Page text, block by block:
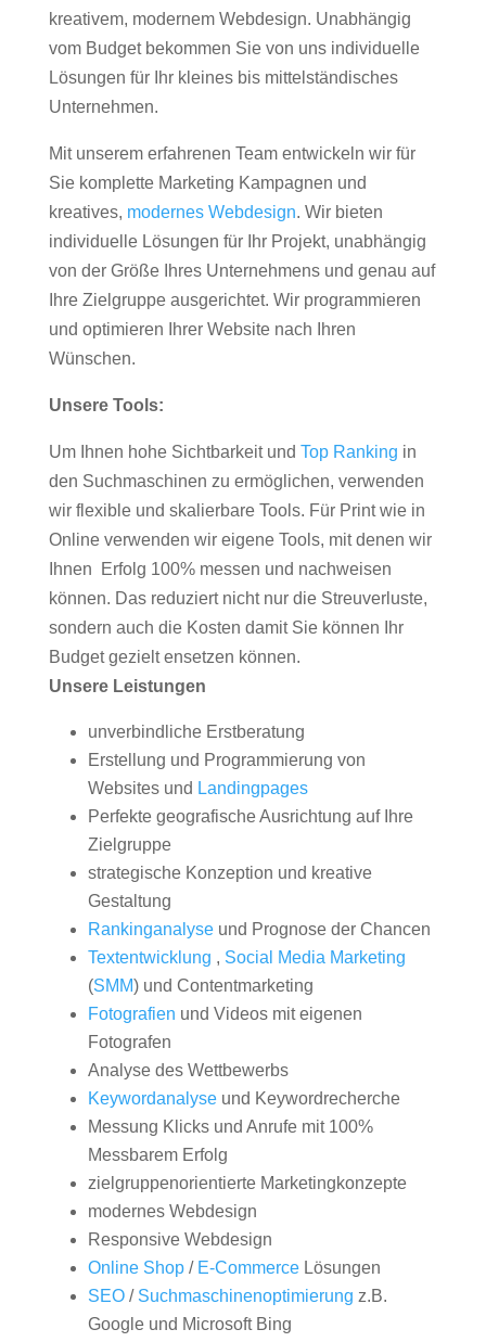
kreativem, modernem Webdesign. Unabhängig
vom Budget bekommen Sie von uns individuelle
Lösungen für Ihr kleines bis mittelständisches
Unternehmen.
Mit unserem erfahrenen Team entwickeln wir für
Sie komplette Marketing Kampagnen und
kreatives, modernes Webdesign. Wir bieten
individuelle Lösungen für Ihr Projekt, unabhängig
von der Größe Ihres Unternehmens und genau auf
Ihre Zielgruppe ausgerichtet. Wir programmieren
und optimieren Ihrer Website nach Ihren
Wünschen.
Unsere Tools:
Um Ihnen hohe Sichtbarkeit und Top Ranking in
den Suchmaschinen zu ermöglichen, verwenden
wir flexible und skalierbare Tools. Für Print wie in
Online verwenden wir eigene Tools, mit denen wir
Ihnen Erfolg 100% messen und nachweisen
können. Das reduziert nicht nur die Streuverluste,
sondern auch die Kosten damit Sie können Ihr
Budget gezielt ensetzen können.
Unsere Leistungen
unverbindliche Erstberatung
Erstellung und Programmierung von
Websites und Landingpages
Perfekte geografische Ausrichtung auf Ihre
Zielgruppe
strategische Konzeption und kreative
Gestaltung
Rankinganalyseund Prognose der Chancen
Textentwicklung , Social Media Marketing
(SMM) und Contentmarketing
Fotografien und Videos mit eigenen
Fotografen
Analyse des Wettbewerbs
Keywordanalyseund Keywordrecherche
Messung Klicks und Anrufe mit 100%
Messbarem Erfolg
zielgruppenorientierte Marketingkonzepte
modernes Webdesign
Responsive Webdesign
Online Shop/ E-CommerceLösungen
SEO/ Suchmaschinenoptimierung z.B.
Google und Microsoft Bing